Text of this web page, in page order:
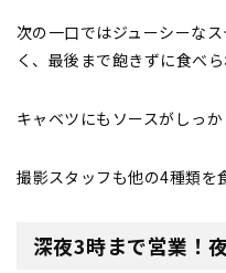
次の一口ではジューシーな
く、最後まで飽きずに食べら
キャベツにもソースがしっ
撮影スタッフも他の4種類を
深夜3時まで営業！